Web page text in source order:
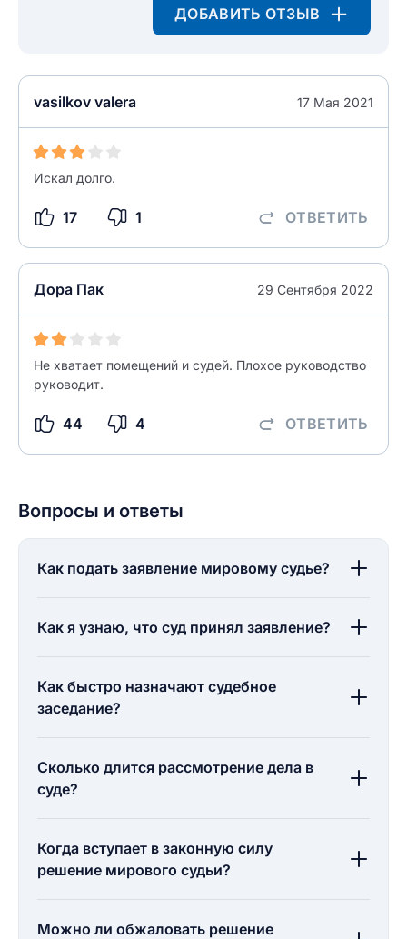
ДОБАВИТЬ ОТЗЫВ
vasilkov valera 17 Мая 2021
Искал долго.
17 1 ОТВЕТИТЬ
Дора Пак 29 Сентября 2022
Не хватает помещений и судей. Плохое руководство
руководит.
44 4 ОТВЕТИТЬ
Введите свой e-mail
0/500
Как вы оцените судебный участок?
разрешить публикацию отзыва
ОСТАВИТЬ ОТЗЫВ
Введите свой номер телефона
Ответ на отзыв
0/500
Вопросы и ответы
Как подать заявление мировому судье?
Как я узнаю, что суд принял заявление?
Как быстро назначают судебное
заседание?
Сколько длится рассмотрение дела в
суде?
Когда вступает в законную силу
решение мирового судьи?
Можно ли обжаловать решение
Название населенного пункта